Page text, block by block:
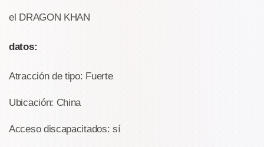
el DRAGON KHAN
datos:
Atracción de tipo: Fuerte
Ubicación: China
Acceso discapacitados: sí